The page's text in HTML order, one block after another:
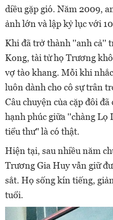
diều gặp gió. Năm 2009,
ảnh lớn và lập kỷ lục với
Khi đã trở thành ''anh cả''
Kong, tài tử họ Trương
vợ tào khang. Mỗi khi
luôn dành cho cô sự trân
Câu chuyện của cặp đôi
hạnh phúc giữa ''chàng
tiểu thư" là có thật.
Hiện tại, sau nhiều năm
Trương Gia Huy vẫn giữ
sắt. Họ sống kín tiếng,
tuổi.